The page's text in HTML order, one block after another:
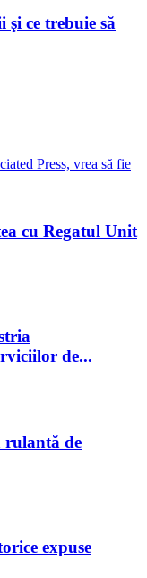
ce trebuie să
cu Regatul Unit
de...
rulantă de
expuse